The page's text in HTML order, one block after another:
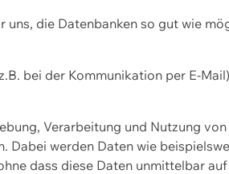
die Datenbanken so gut wie
bei der Kommunikation per E-
Verarbeitung und Nutzung
werden Daten wie
dass diese Daten unmittelbar